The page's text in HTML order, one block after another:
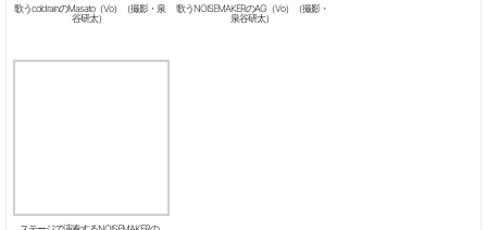
歌うcoldrainのMasato（Vo）（撮影・泉
谷研太）
歌うNOISEMAKERのAG（Vo）（撮影・
泉谷研太）